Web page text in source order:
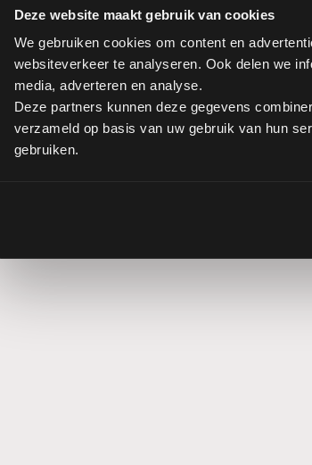
Deze website maakt gebruik van cookies
We gebruiken cookies om content en
websiteverkeer te analyseren. Ook delen we
media, adverteren en analyse.
Deze partners kunnen deze gegevens
verzameld op basis van uw gebruik van hun
gebruiken.